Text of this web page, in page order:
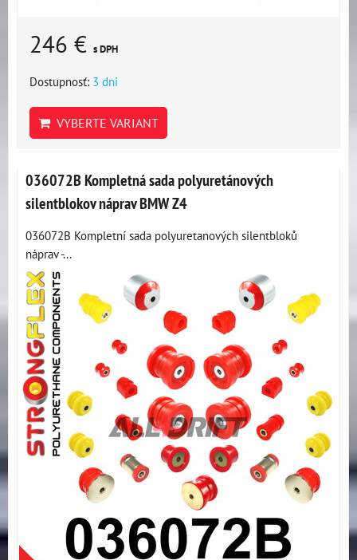
246 € s DPH
Dostupnosť: 3 dni
VYBERTE VARIANT
036072B Kompletná sada polyuretánových
silentblokov náprav BMW Z4
036072B Kompletní sada polyuretanových silentbloků
náprav -...